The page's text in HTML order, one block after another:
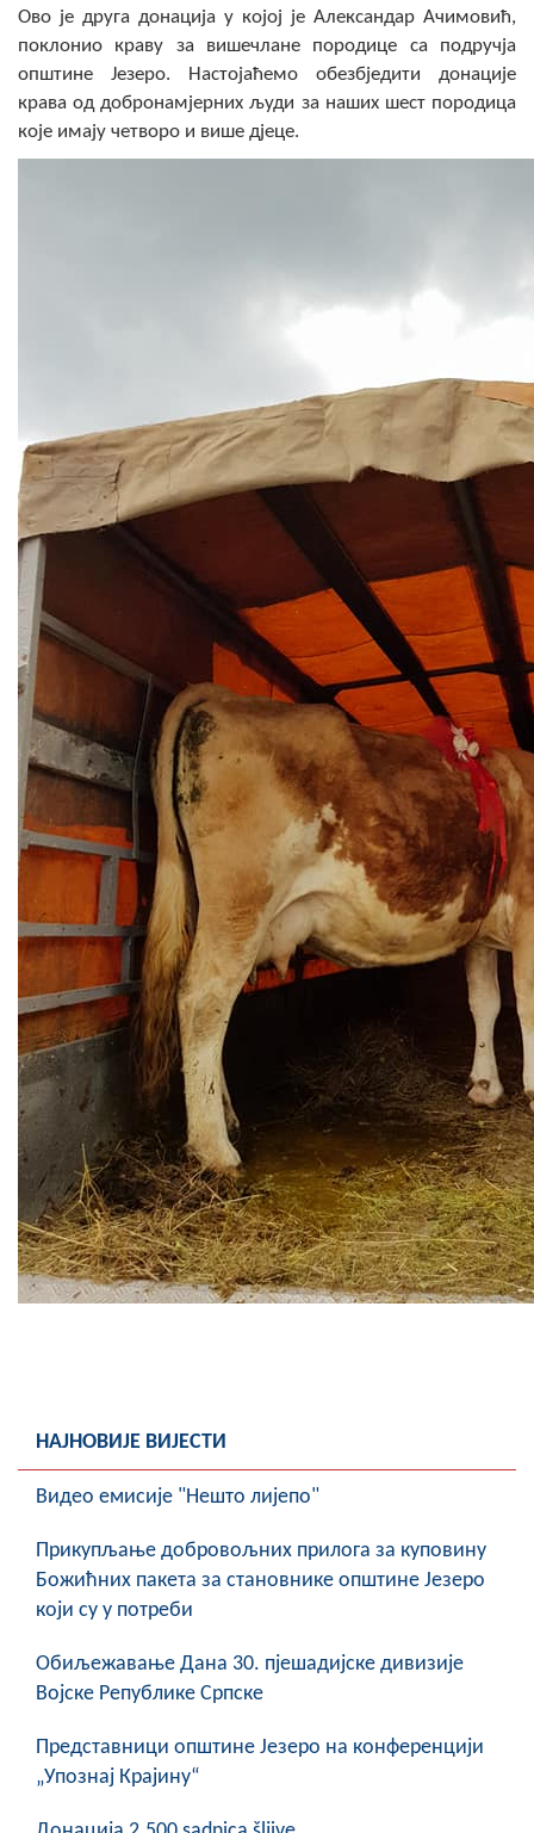
Активности
Јавни позиви
Обавјештења
ПРИВРЕДА
Пољопривреда
Туризам
ЦИВИЛНА ЗАШТИТА
КОНТАКТ
​Ово је друга донација у којој је Александар Ачимовић,
поклонио краву за вишечлане породице са подручја
општине Језеро. Настојаћемо обезбједити донације
крава од добронамјерних људи за наших шест породица
које имају четворо и више дјеце.
НАЈНОВИЈЕ ВИЈЕСТИ
Видео емисије "Нешто лијепо"
Прикупљање добровољних прилога за куповину
Божићних пакета за становнике општине Језеро
који су у потреби
Обиљежавање Данa 30. пјешадијске дивизије
Војске Републике Српске
Представници општине Језеро на конференцији
„Упознај Крајину“